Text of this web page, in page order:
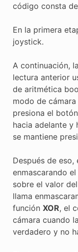
código consta
En la primera
joystick.
A continuación,
lectura anterior
de aritmética
modo de
presiona el
hacia adelante y
se mantiene
Después de
enmascarando
sobre el valor
llama
función XOR, el
cámara cuando
verdadero y no